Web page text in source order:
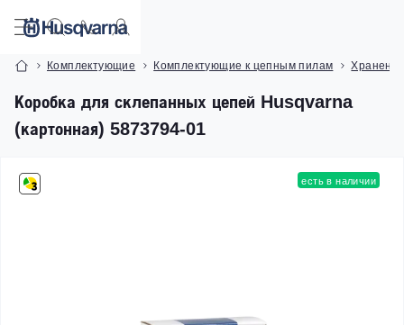
Комплектующие Комплектующие к цепным пилам
Коробка для склепанных цепей Husqvarna
(картонная) 5873794-01
есть в наличии